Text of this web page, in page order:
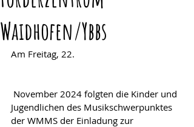
Waidhofen/Ybbs
Am Freitag, 22.
Jugendlichen des Musikschwerpunktes
der WMMS der Einladung zur